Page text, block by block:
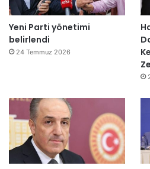
Yeni Parti yönetimi
belirlendi
24 Temmuz 2026